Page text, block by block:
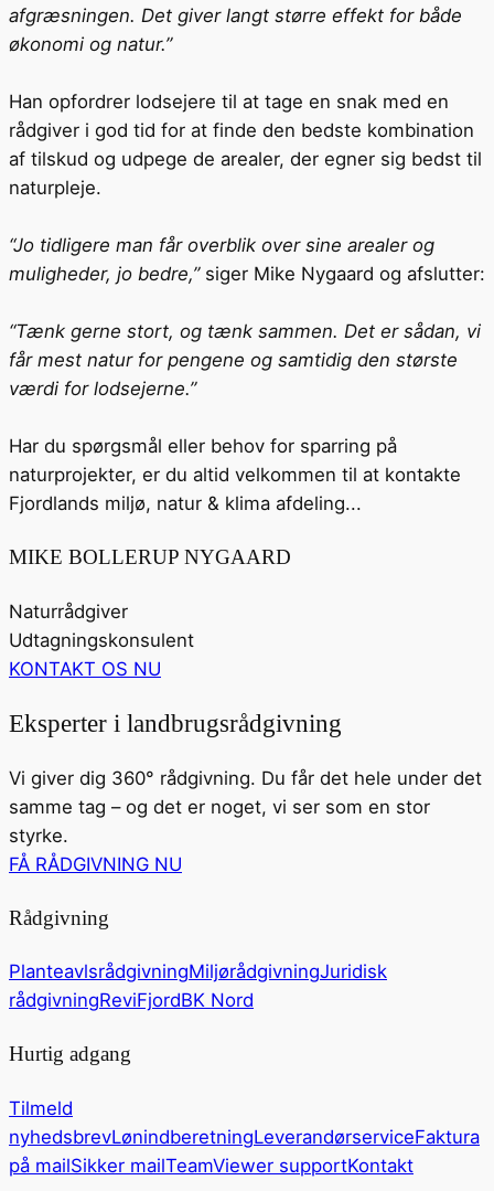
afgræsningen. Det giver langt større effekt for både
økonomi og natur.”
Han opfordrer lodsejere til at tage en snak med en
rådgiver i god tid for at finde den bedste kombination
af tilskud og udpege de arealer, der egner sig bedst til
naturpleje.
“Jo tidligere man får overblik over sine arealer og
muligheder, jo bedre,”siger Mike Nygaard og afslutter:
“Tænk gerne stort, og tænk sammen. Det er sådan, vi
får mest natur for pengene og samtidig den største
værdi for lodsejerne.”
Har du spørgsmål eller behov for sparring på
naturprojekter, er du altid velkommen til at kontakte
Fjordlands miljø, natur & klima afdeling...
MIKE BOLLERUP NYGAARD
Naturrådgiver
Udtagningskonsulent
KONTAKT OS NU
Eksperter i landbrugsrådgivning
Vi giver dig 360° rådgivning. Du får det hele under det
samme tag – og det er noget, vi ser som en stor
styrke.
FÅ RÅDGIVNING NU
Rådgivning
PlanteavlsrådgivningMiljørådgivningJuridisk
rådgivningReviFjordBK Nord
Hurtig adgang
Tilmeld
nyhedsbrevLønindberetningLeverandørserviceFaktura
på mailSikker mailTeamViewer supportKontakt